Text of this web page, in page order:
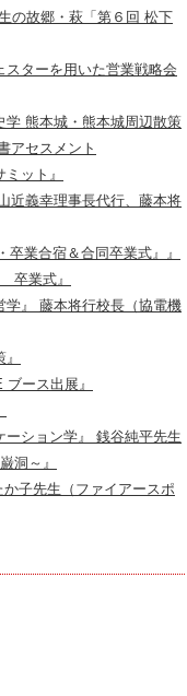
の故郷・萩「第６回 松下
ターを用いた営業戦略会
熊本城・熊本城周辺散策
アセスメント
ット』
近義幸理事長代行、藤本将
卒業合宿＆合同卒業式』』
卒業式』
学』 藤本将行校長（協電機
ース出展』
ーション学』 銭谷純平先生
洞～』
か子先生（ファイアースポ